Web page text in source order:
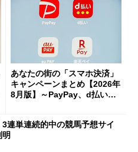
あなたの街の「スマホ決済」
キャンペーンまとめ【2026年
8月版】～PayPay、d払い、a
3連単連続的中の競馬予想サイ
明